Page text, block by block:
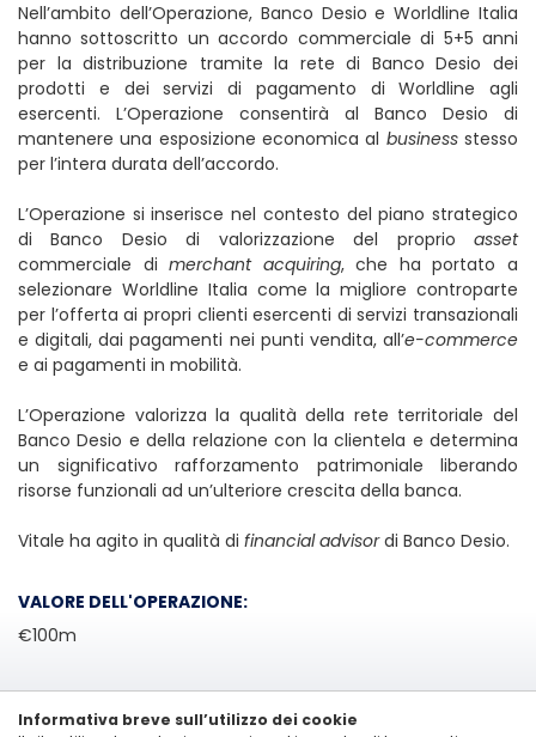
Nell’ambito dell’Operazione, Banco Desio e Worldline Italia
hanno sottoscritto un accordo commerciale di 5+5 anni
per la distribuzione tramite la rete di Banco Desio dei
prodotti e dei servizi di pagamento di Worldline agli
esercenti. L’Operazione consentirà al Banco Desio di
mantenere una esposizione economica al businessstesso
per l’intera durata dell’accordo.
L’Operazione si inserisce nel contesto del piano strategico
di Banco Desio di valorizzazione del proprio asset
commerciale dimerchant acquiring, che ha portato a
selezionare Worldline Italia come la migliore controparte
per l’offerta ai propri clienti esercenti di servizi transazionali
e digitali, dai pagamenti nei punti vendita, all’e-commerce
e ai pagamenti in mobilità.
L’Operazione valorizza la qualità della rete territoriale del
Banco Desio e della relazione con la clientela e determina
un significativo rafforzamento patrimoniale liberando
risorse funzionali ad un’ulteriore crescita della banca.
Vitale ha agito in qualità di financial advisordi Banco Desio.
VALORE DELL'OPERAZIONE:
€100m
Informativa breve sull’utilizzo dei cookie